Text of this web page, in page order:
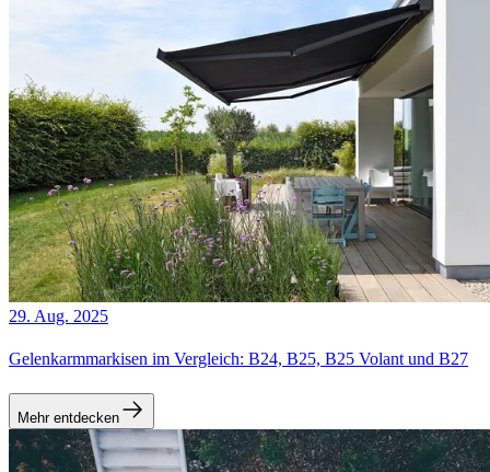
29. Aug. 2025
Gelenkarmmarkisen im Vergleich: B24, B25, B25 Volant und B27
Mehr entdecken